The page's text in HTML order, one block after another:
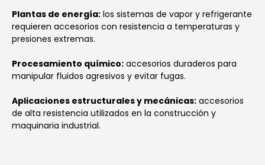
Plantas de energía: los sistemas de vapor y refrigerante
requieren accesorios con resistencia a temperaturas y
presiones extremas.
Procesamiento químico: accesorios duraderos para
manipular fluidos agresivos y evitar fugas.
Aplicaciones estructurales y mecánicas: accesorios
de alta resistencia utilizados en la construcción y
maquinaria industrial.